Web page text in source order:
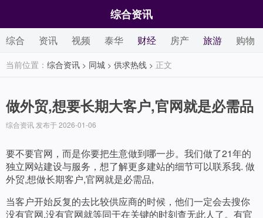
综合资讯
综合 资讯 视频 泰华 财经 房产 旅游 购物
当前位置： 综合资讯 > 同城 > 供求热线 > 正文
做外贸,想要长期大客户,官网就是必需品
综合资讯 发布于 2026-01-06
要不要官网，而是你要把生意做到哪一步。我们做了21年的
独立网站建设与服务，想了解更多建站的细节可以联系我. 做
外贸,想做长期客户,官网就是必需品,
当客户开始反复的去比较供应商的时候，他们一定会去搜你
没有官网,没有官网就等同于在关键的时刻查无此人了。有官